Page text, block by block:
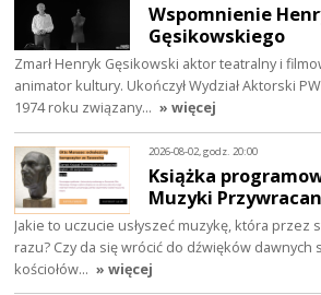
Wspomnienie
Gęsikowskiego
Zmarł Henryk Gęsikowski aktor teatralny i
animator kultury. Ukończył Wydział Aktorski
1974 roku związany… » więcej
2026-08-02, godz. 20:00
Książka
Muzyki
Jakie to uczucie usłyszeć muzykę, która przez
razu? Czy da się wrócić do dźwięków dawnych
kościołów… » więcej